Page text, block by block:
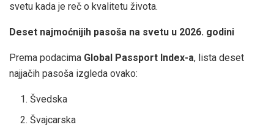
svetu kada je reč o kvalitetu života.
Deset najmoćnijih pasoša na svetu u 2026. godini
Prema podacima Global Passport Index-a, lista deset
najjačih pasoša izgleda ovako:
Švedska
Švajcarska